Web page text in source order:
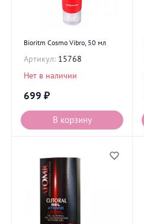
Bioritm Cosmo Vibro, 50 мл
Артикул: 15768
Нет в наличии
699 ₽
В корзину